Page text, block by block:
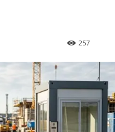
257